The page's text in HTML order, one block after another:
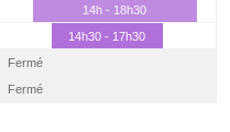
14h - 18h30
14h30 - 17h30
Fermé
Fermé